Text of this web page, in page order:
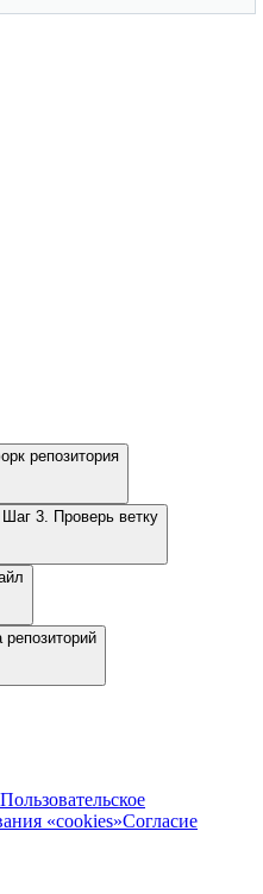
репозитория
Шаг 3. Проверь ветку
Пользовательское
«cookies»Согласие